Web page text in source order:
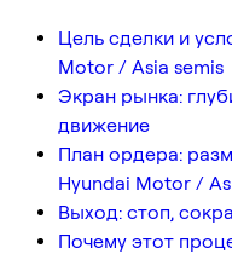
Цель сделки и
Motor / Asia semis
Экран рынка:
движение
План ордера:
Hyundai Motor /
Выход: стоп,
Почему этот